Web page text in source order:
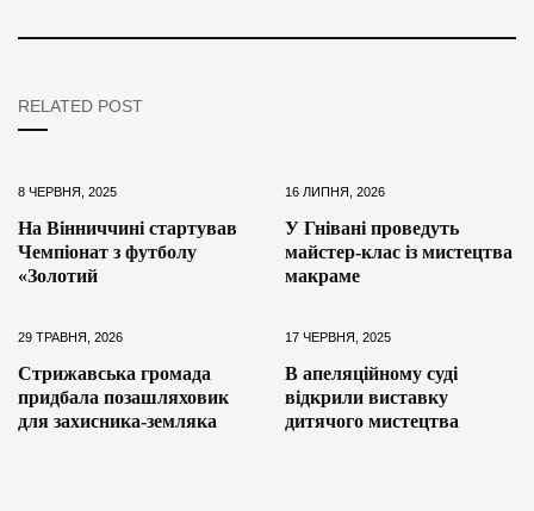
RELATED POST
8 ЧЕРВНЯ, 2025
На Вінниччині стартував
Чемпіонат з футболу
«Золотий
16 ЛИПНЯ, 2026
У Гнівані проведуть
майстер-клас із мистецтва
макраме
29 ТРАВНЯ, 2026
Стрижавська громада
придбала позашляховик
для захисника-земляка
17 ЧЕРВНЯ, 2025
В апеляційному суді
відкрили виставку
дитячого мистецтва